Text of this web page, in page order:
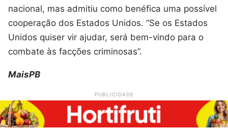
nacional, mas admitiu como benéfica uma possível
cooperação dos Estados Unidos. “Se os Estados
Unidos quiser vir ajudar, será bem-vindo para o
combate às facções criminosas”.
MaisPB
PUBLICIDADE